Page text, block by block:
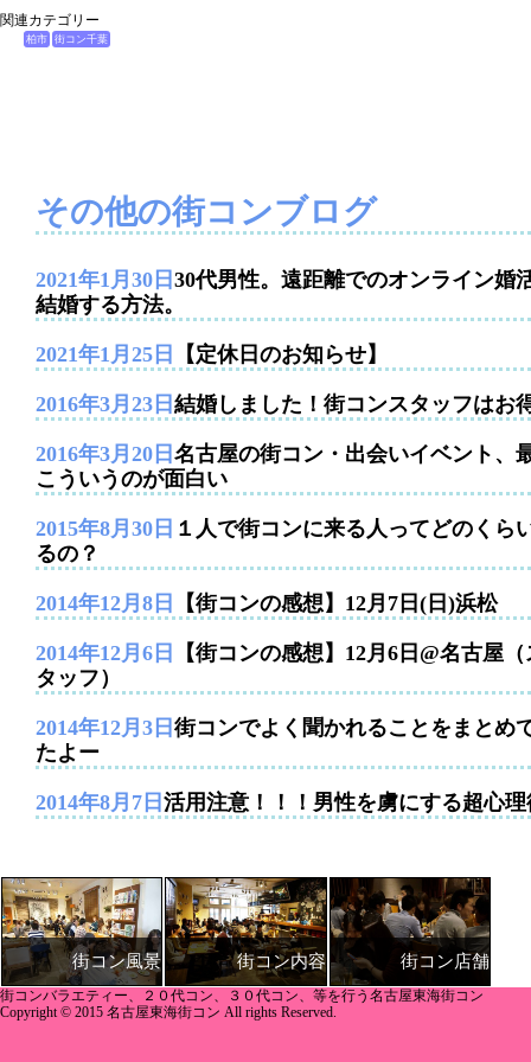
関連カテゴリー
柏市 街コン千葉
その他の街コンブログ
2021年1月30日 30代男性。遠距離でのオンライン婚
結婚する方法。
2021年1月25日 【定休日のお知らせ】
2016年3月23日 結婚しました！街コンスタッフはお
2016年3月20日 名古屋の街コン・出会いイベント、
こういうのが面白い
2015年8月30日 １人で街コンに来る人ってどのくら
るの？
2014年12月8日 【街コンの感想】12月7日(日)浜松
2014年12月6日
【街コンの感想】12月6日@名古屋（
タッフ）
2014年12月3日 街コンでよく聞かれることをまとめ
たよー
2014年8月7日 活用注意！！！男性を虜にする超心理
街コン風景 街コン内容 街コン店舗
街コンバラエティー、２０代コン、３０代コン、等を行う名古屋東海街コン
Copyright © 2015 名古屋東海街コン All rights Reserved.